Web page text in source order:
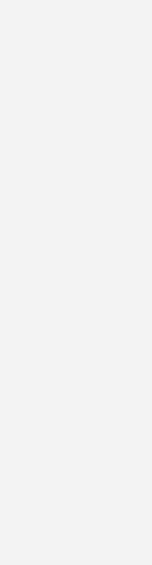
mit Hilfe eines
mag – nichts dürfte
Schale verbindet.
durch einfache, 4
aus Kirchzell ein
dass aus
0,6 mm starkem Kupfer
Platten scheppern.
abwechselnd
verbunden.
Kupfer- und
verlötet sind. Der
mm hohen Querfalz
versehen.
angesichts seiner